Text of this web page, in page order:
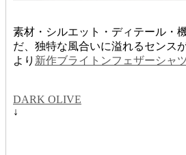
素材・シルエット・ディテール・
だ、独特な風合いに溢れるセンス
より 新作ブライトンフェザーシャ
DARK OLIVE
↓